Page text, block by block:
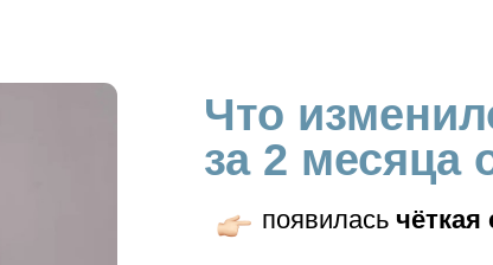
появилась чёткая
Что
за 2 месяца